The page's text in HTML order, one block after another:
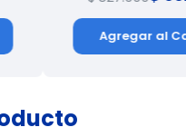
Agregar al